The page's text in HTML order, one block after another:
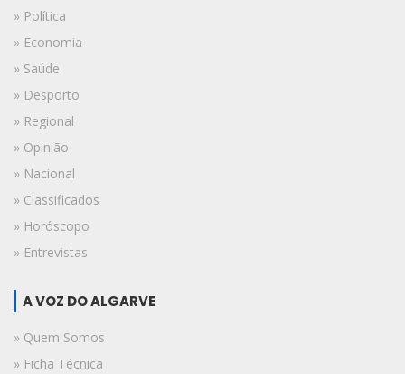
» Política
» Economia
» Saúde
» Desporto
» Regional
» Opinião
» Nacional
» Classificados
» Horóscopo
» Entrevistas
A VOZ DO ALGARVE
» Quem Somos
» Ficha Técnica